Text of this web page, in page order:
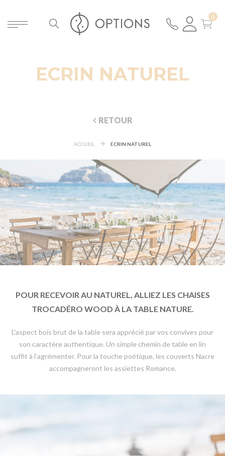
ECRIN NATUREL
RETOUR
ACCUEIL ECRIN NATUREL
POUR RECEVOIR AU NATUREL, ALLIEZ LES CHAISES
TROCADÉRO WOOD À LA TABLE NATURE.
L'aspect bois brut de la table sera apprécié par vos convives pour
son caractère authentique. Un simple chemin de table en lin
suffit à l’agrémenter. Pour la touche poétique, les couverts Nacre
accompagneront les assiettes Romance.